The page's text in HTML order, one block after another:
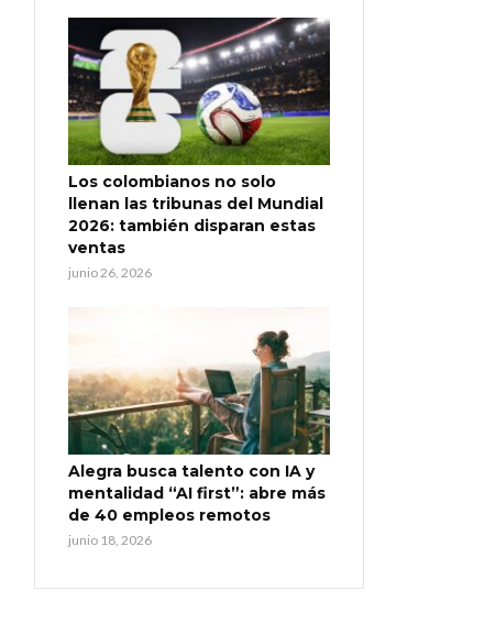
Los colombianos no solo
llenan las tribunas del Mundial
2026: también disparan estas
ventas
junio 26, 2026
Alegra busca talento con IA y
mentalidad “AI first”: abre más
de 40 empleos remotos
junio 18, 2026